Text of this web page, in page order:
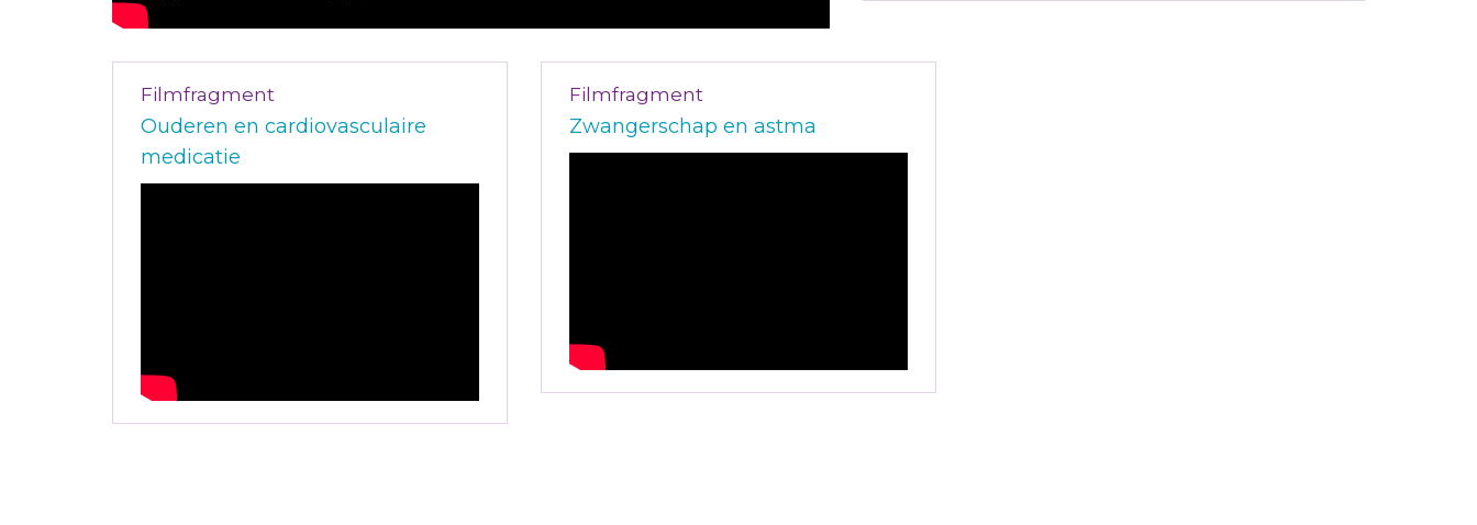
Filmfragment
Ouderen en cardiovasculaire
medicatie
Filmfragment
Zwangerschap en astma